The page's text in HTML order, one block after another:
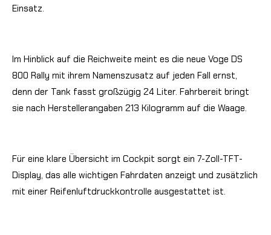
Einsatz.
Im Hinblick auf die Reichweite meint es die neue Voge DS
800 Rally mit ihrem Namenszusatz auf jeden Fall ernst,
denn der Tank fasst großzügig 24 Liter. Fahrbereit bringt
sie nach Herstellerangaben 213 Kilogramm auf die Waage.
Für eine klare Übersicht im Cockpit sorgt ein 7-Zoll-TFT-
Display, das alle wichtigen Fahrdaten anzeigt und zusätzlich
mit einer Reifenluftdruckkontrolle ausgestattet ist.